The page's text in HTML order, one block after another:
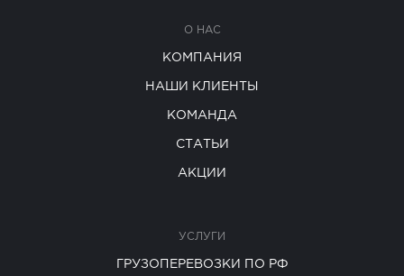
О НАС
КОМПАНИЯ
НАШИ КЛИЕНТЫ
КОМАНДА
СТАТЬИ
АКЦИИ
УСЛУГИ
ГРУЗОПЕРЕВОЗКИ ПО РФ